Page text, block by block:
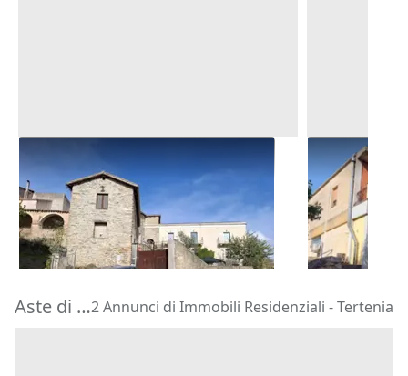
Asta Abitazione su tre piani con
pertinenze
Silius (Cagliari)
66.938 €
30/10/2026
Asta
edificio
Isili
66.960 €
30/10/2026
Aste di Immobili Residenziali Tertenia2 Annunci di Immobili Residenziali - Tertenia